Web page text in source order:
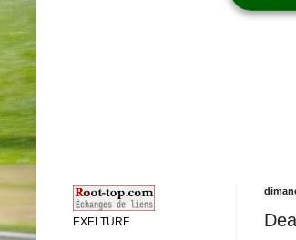
EXELTURF